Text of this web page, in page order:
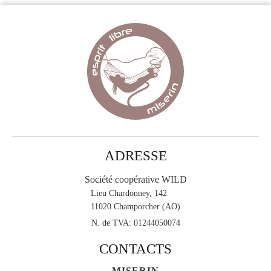
ADRESSE
Société coopérative WILD
Lieu Chardonney, 142
11020 Champorcher (AO)
N. de TVA: 01244050074
CONTACTS